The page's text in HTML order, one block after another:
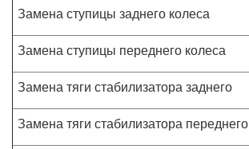
Замена ступицы заднего колеса
Замена ступицы переднего колеса
Замена тяги стабилизатора заднего
Замена тяги стабилизатора переднего